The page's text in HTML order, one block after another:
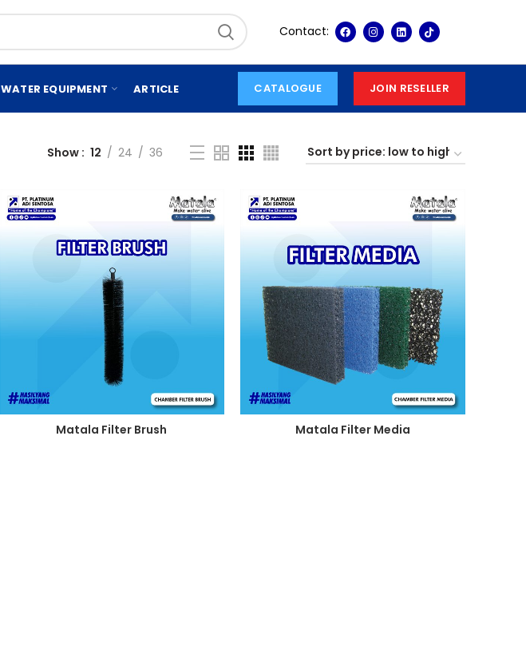
Contact:
WATER EQUIPMENT ARTICLE CATALOGUE JOIN RESELLER
Show 12 24 36
Matala Filter Brush Matala Filter Media